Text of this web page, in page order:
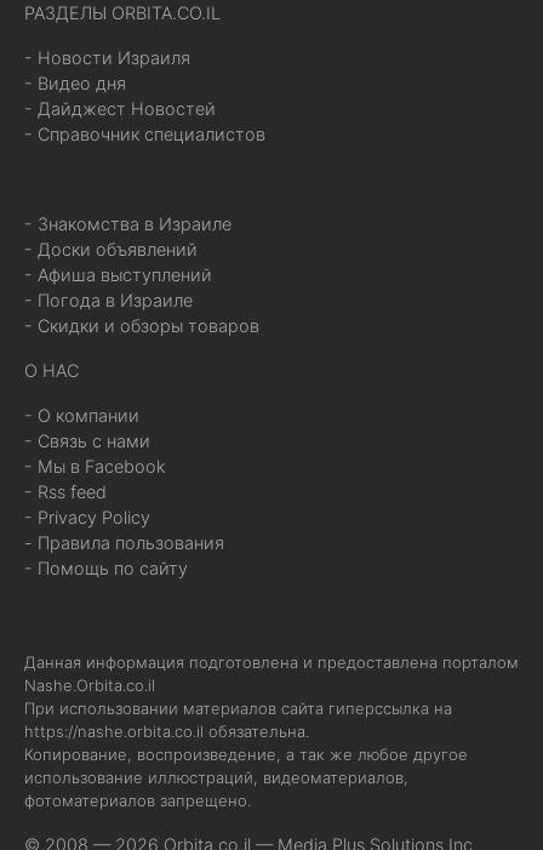
РАЗДЕЛЫ ORBITA.CO.IL
- Новости Израиля
- Видео дня
- Дайджест Новостей
- Справочник специалистов
- Знакомства в Израиле
- Доски объявлений
- Афиша выступлений
- Погода в Израиле
- Скидки и обзоры товаров
О НАС
- О компании
- Связь с нами
- Мы в Facebook
- Rss feed
- Privacy Policy
- Правила пользования
- Помощь по сайту
Данная информация подготовлена и предоставлена порталом
Nashe.Orbita.co.il
При использовании материалов сайта гиперссылка на
https://nashe.orbita.co.il обязательна.
Копирование, воспроизведение, а так же любое другое
использование иллюстраций, видеоматериалов,
фотоматериалов запрещено.
© 2008 — 2026 Orbita.co.il — Media Plus Solutions Inc